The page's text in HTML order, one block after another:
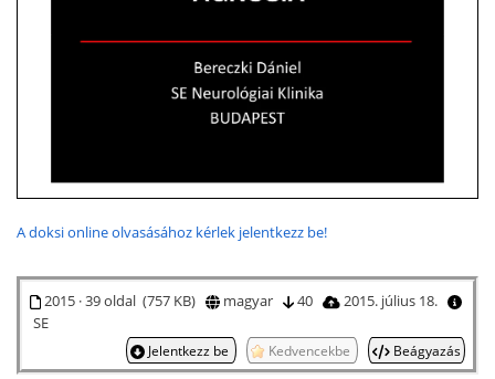
A doksi online olvasásához kérlek jelentkezz be!
2015 · 39 oldal (757 KB) magyar 40
2015. július 18.
SE
Jelentkezz be Kedvencekbe Beágyazás